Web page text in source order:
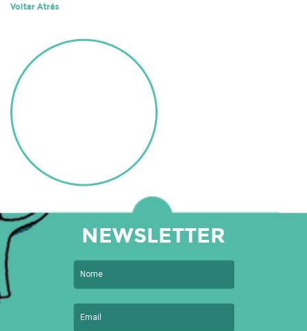
Voltar Atrás
NEWSLETTER